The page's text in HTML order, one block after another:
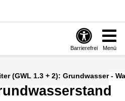
Barrierefrei Menü
(GWL 1.3 + 2): Grundwasser -